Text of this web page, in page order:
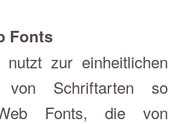
Fonts
zur einheitlichen
von Schriftarten so
Fonts, die von